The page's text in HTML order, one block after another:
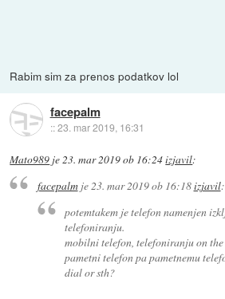
Rabim sim za prenos podatkov lol
facepalm
::23. mar 2019, 16:31
Mato989 je23. mar 2019 ob 16:24izjavil:
facepalmje23. mar 2019 ob 16:18izjavil:
potemtakem je telefon namenjen
telefoniranju.
mobilni telefon, telefoniranju on the
pametni telefon pa pametnemu
dial or sth?